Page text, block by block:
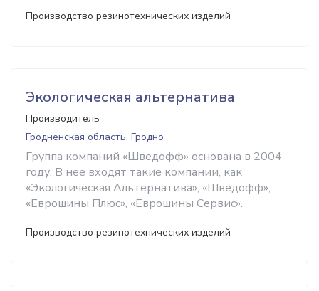
Производство резинотехнических изделий
Экологическая альтернатива
Производитель
Гродненская область, Гродно
Группа компаний «Шведофф» основана в 2004
году. В нее входят такие компании, как
«Экологическая Альтернатива», «Шведофф»,
«Еврошины Плюс», «Еврошины Сервис».
Производство резинотехнических изделий